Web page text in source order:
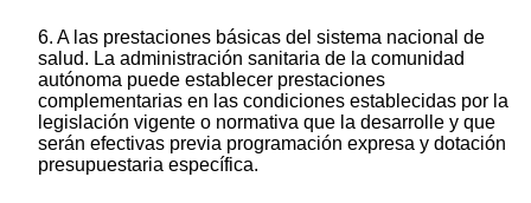
6. A las prestaciones básicas del sistema nacional de
salud. La administración sanitaria de la comunidad
autónoma puede establecer prestaciones
complementarias en las condiciones establecidas por la
legislación vigente o normativa que la desarrolle y que
serán efectivas previa programación expresa y dotación
presupuestaria específica.